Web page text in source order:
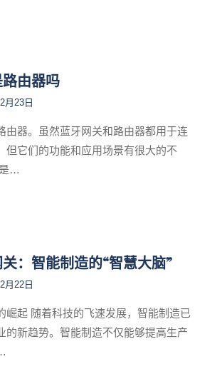
由器吗
月23日
由器。虽然蓝牙网关和路由器都用于连
但它们的功能和应用场景有很大的不
…
：智能制造的“智慧大脑”
月22日
崛起 随着科技的飞速发展，智能制造已
的新趋势。智能制造不仅能够提高生产